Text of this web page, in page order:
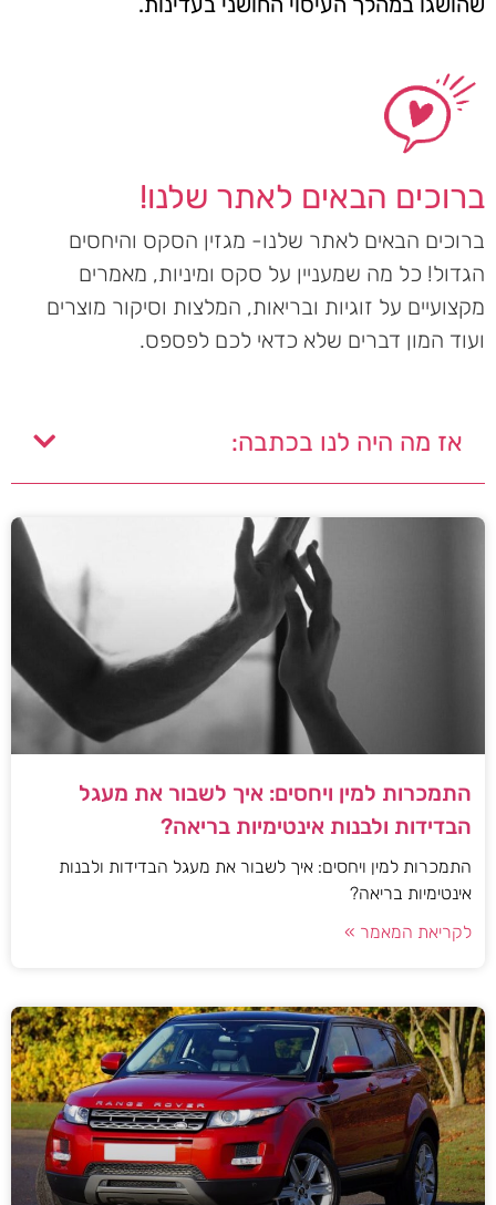
ברוכים הבאים לאתר שלנו!
ברוכים הבאים לאתר שלנו- מגזין הסקס והיחסים
הגדול! כל מה שמעניין על סקס ומיניות, מאמרים
מקצועיים על זוגיות ובריאות, המלצות וסיקור מוצרים
ועוד המון דברים שלא כדאי לכם לפספס.
אז מה היה לנו בכתבה:
התמכרות למין ויחסים: איך לשבור את מעגל
הבדידות ולבנות אינטימיות בריאה?
התמכרות למין ויחסים: איך לשבור את מעגל הבדידות ולבנות
אינטימיות בריאה?
לקריאת המאמר »